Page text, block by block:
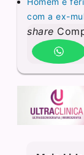
com a ex-
share